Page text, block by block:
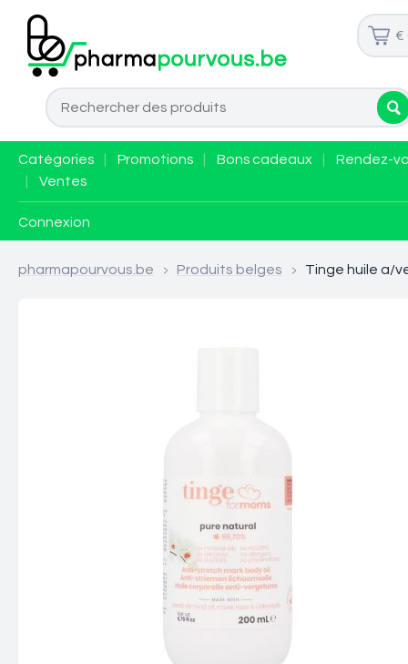
€
Catégories Promotions Bons cadeaux
Rendez-
Ventes
Connexion
pharmapourvous.be > Produits belges > Tinge huile a/